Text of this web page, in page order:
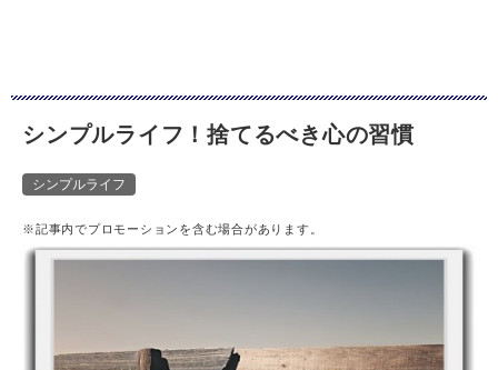
シンプルライフ！捨てるべき心の習慣
シンプルライフ
※記事内でプロモーションを含む場合があります。